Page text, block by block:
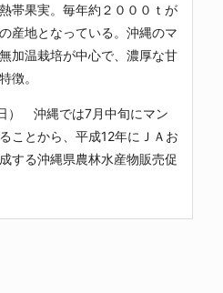
帯果実。毎年約２０００ｔが
産地となっている。沖縄のマ
加温栽培が中心で、濃厚な甘
徴。
） 沖縄では7月中旬にマン
ことから、平成12年にＪＡお
する沖縄県農林水産物販売促